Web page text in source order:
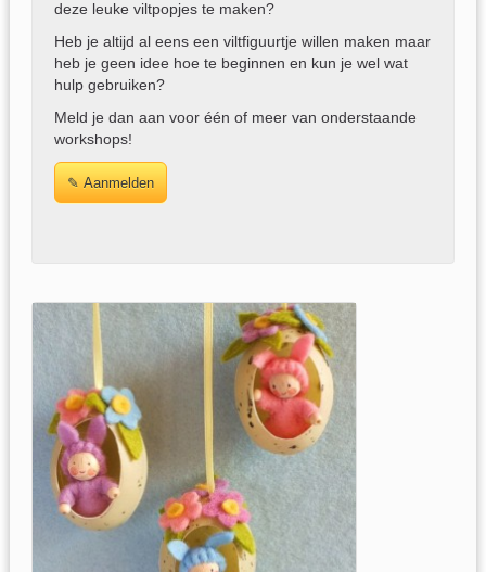
deze leuke viltpopjes te maken?
Heb je altijd al eens een viltfiguurtje willen maken maar
heb je geen idee hoe te beginnen en kun je wel wat
hulp gebruiken?
Meld je dan aan voor één of meer van onderstaande
workshops!